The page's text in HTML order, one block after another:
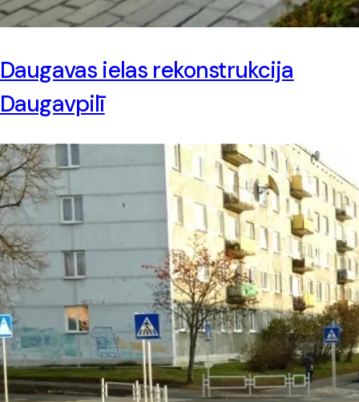
Daugavas ielas rekonstrukcija
Daugavpilī